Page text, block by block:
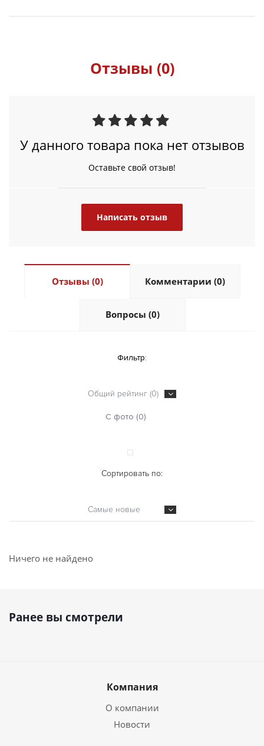
Отзывы (0)
У данного товара пока нет отзывов
Оставьте свой отзыв!
Написать отзыв
Отзывы (0) Комментарии (0)
Вопросы (0)
Фильтр:
Общий рейтинг (0)
С фото (0)
Сортировать по:
Самые новые
Ничего не найдено
Ранее вы смотрели
Компания
О компании
Новости